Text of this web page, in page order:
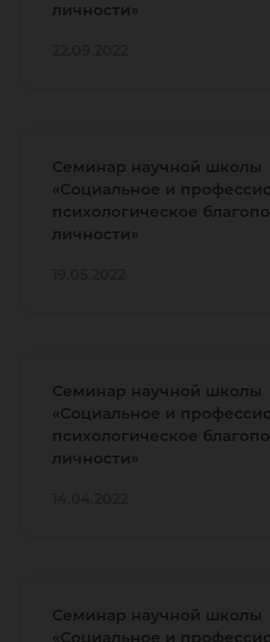
личности»
Семинар научной школы
«Социальное и
психологическое
личности»
Семинар научной школы
«Социальное и
психологическое
личности»
Семинар научной школы
«Социальное и